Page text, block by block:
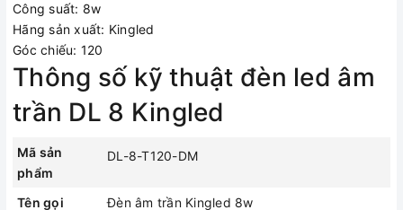
Góc chiếu
Tuổi thọ
Bảo hành
2 năm
Công suất: 8w
Hãng sản xuất: Kingled
Góc chiếu: 120
Thông số kỹ thuật đèn led âm
trần DL 8 Kingled
Mã sản
phẩm
DL-8-T120-DM
Tên gọi Đèn âm trần Kingled 8w